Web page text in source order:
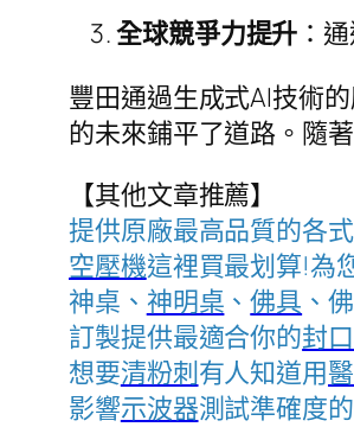
全球競爭力提升 ：
豐田通過生成式AI技術
的未來鋪平了道路。隨
【其他文章推薦】
提供原廠最高品質的各
空壓機這裡買最划算!為
神桌、 神明桌 、佛具 、
訂製提供最適合你的封
想要清粉刺有人知道用
影響示波器測試準確度